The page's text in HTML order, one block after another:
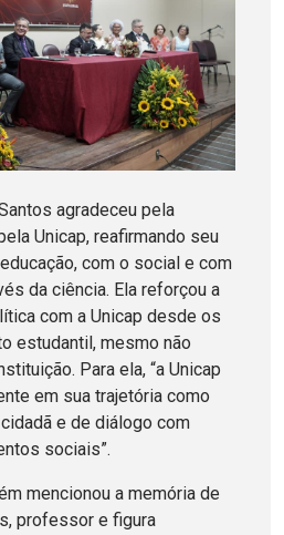
agradeceu pela
Unicap, reafirmando seu
com o social e com
da ciência. Ela reforçou a
com a Unicap desde os
estudantil, mesmo não
Para ela, “a Unicap
em sua trajetória como
e de diálogo com
sociais”.
mencionou a memória de
professor e figura